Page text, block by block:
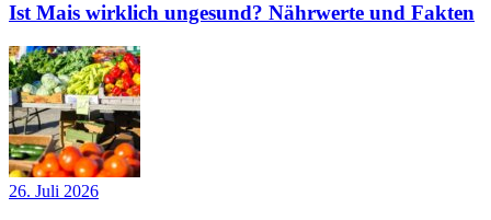
Ist Mais wirklich ungesund? Nährwerte und Fakten
26. Juli 2026